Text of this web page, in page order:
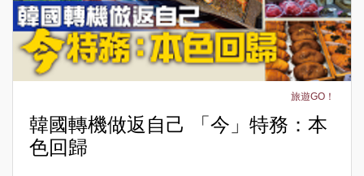
旅遊GO！
韓國轉機做返自己 「今」特務：本
色回歸